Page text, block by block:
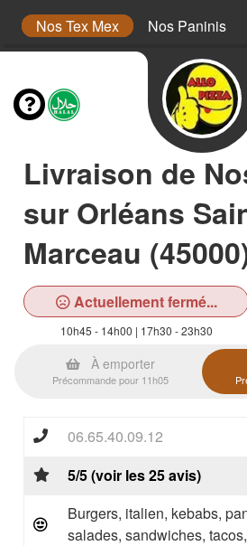
Nos Tex Mex Nos Paninis
Livraison de
sur Orléans
Marceau
Actuellement fermé...
10h45 - 14h00 | 17h30 - 23h30
À emporter
Précommande pour 11h05
06.65.40.09.12
5/5 (voir les 25 avis)
Burgers, italien, kebabs,
salades, sandwiches,